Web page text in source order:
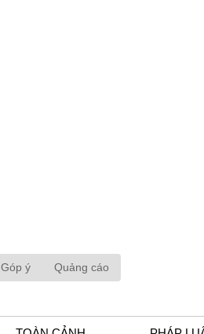
Góp ý Quảng cáo